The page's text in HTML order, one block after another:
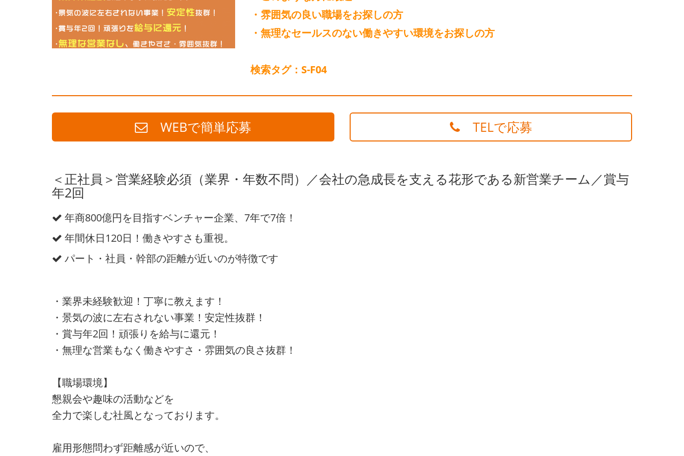
・雰囲気の良い職場をお探しの方
・無理なセールスのない働きやすい環境をお探しの方
検索タグ：S-F04
WEBで簡単応募 TELで応募
＜正社員＞営業経験必須（業界・年数不問）／会社の急成長を支える花形である新営業チーム／賞与
年2回
年商800億円を目指すベンチャー企業、7年で7倍！
年間休日120日！働きやすさも重視。
パート・社員・幹部の距離が近いのが特徴です
・業界未経験歓迎！丁寧に教えます！
・景気の波に左右されない事業！安定性抜群！
・賞与年2回！頑張りを給与に還元！
・無理な営業もなく働きやすさ・雰囲気の良さ抜群！
【職場環境】
懇親会や趣味の活動などを
全力で楽しむ社風となっております。
雇用形態問わず距離感が近いので、